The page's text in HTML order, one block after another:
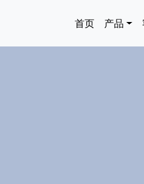
Main
首页 产品